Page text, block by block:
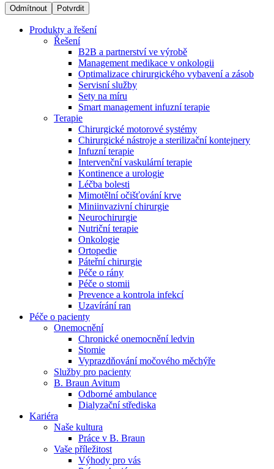
Produktový katalog​
Objevte naše produkty. Navštivte produktový katalog B.
Braun s našim kompletním produktovým portfoliem.
Odborné ambulance
Naše specializované ambulance jsou tu pro vás. Zvolte
specializaci a město, které potřebujete, a objednejte se do naší
ambulance.
Zůstaňte v dialogu s B. Braun. ​Kontaktujte nás.​
Odmítnout Potvrdit
Produkty a řešení
Řešení
B2B a partnerství ve výrobě
Management medikace v onkologii
Optimalizace chirurgického vybavení a zásob
Servisní služby
Sety na míru
Smart management infuzní terapie​
Terapie
Chirurgické motorové systémy
Chirurgické nástroje a sterilizační kontejnery
Infuzní terapie
Intervenční vaskulární terapie
Kontinence a urologie
Léčba bolesti
Mimotělní očišťování krve
Miniinvazivní chirurgie
Neurochirurgie
Nutriční terapie
Onkologie
Ortopedie
Páteřní chirurgie
Péče o rány
Péče o stomii
Prevence a kontrola infekcí
Uzavírání ran
Péče o pacienty
Onemocnění
Chronické onemocnění ledvin
Stomie
Vyprazdňování močového měchýře
Služby pro pacienty
B. Braun Avitum
Odborné ambulance
Dialyzační střediska
Kariéra
Naše kultura
Práce v B. Braun
Vaše příležitost​
Výhody pro vás